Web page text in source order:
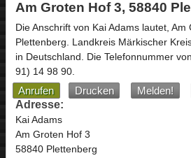
Am Groten Hof 3, 58840
Die Anschrift von Kai Adamslautet, Am
Plettenberg. Landkreis Märkischer
in Deutschland. Die Telefonnummer
91) 14 98 90.
Anrufen Drucken Melden!
Adresse:
Kai Adams
Am Groten Hof 3
58840 Plettenberg